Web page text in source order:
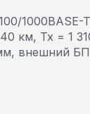
1000BASE-
км, Tx = 1
внешний